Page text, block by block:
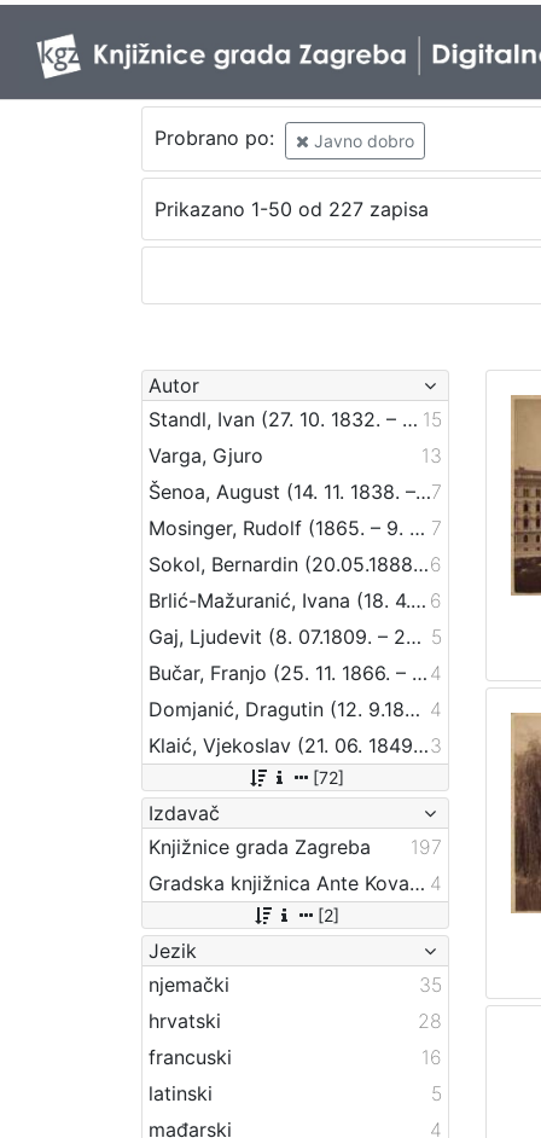
Probrano po: Javno dobro
Prikazano 1-50 od 227 zapisa
Autor
Standl, Ivan (27. 10. 1832. – 30. 8. 1897.) 15
Varga, Gjuro
13
Šenoa, August (14. 11. 1838. – 13. 12. 1881.)7
Mosinger, Rudolf (1865. – 9. 10. 1918.) 7
Sokol, Bernardin (20.05.1888 – 24.09.1944)6
Brlić-Mažuranić, Ivana (18. 4. 1874. – 21. 9. 1938.) 6
Gaj, Ljudevit (8. 07.1809. – 20. 04.1872.) 5
Bučar, Franjo (25. 11. 1866. – 26. 12. 1946.) 4
Domjanić, Dragutin (12. 9.1875. – 07. 6.1933.) 4
Klaić, Vjekoslav (21. 06. 1849. – 01. 07. 1928.)3
[72]
Izdavač
Knjižnice grada Zagreba
197
Gradska knjižnica Ante Kovačića 4
[2]
Jezik
njemački
35
hrvatski
28
francuski
16
latinski
5
mađarski
4